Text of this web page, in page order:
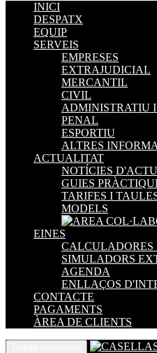
INICI
DESPATX
EQUIP
SERVEIS
EMPRESES
EXTRAJUDICIAL
MERCANTIL
CIVIL
ADMINISTRATIU
PENAL
ESPORTIU
ALTRES
ACTUALITAT
NOTÍCIES
GUIES
TARIFES I
MODELS
EINES
CALCULADORES
SIMULADORS
AGENDA
ENLLAÇOS
CONTACTE
PAGAMENTS
ÀREA DE CLIENTS